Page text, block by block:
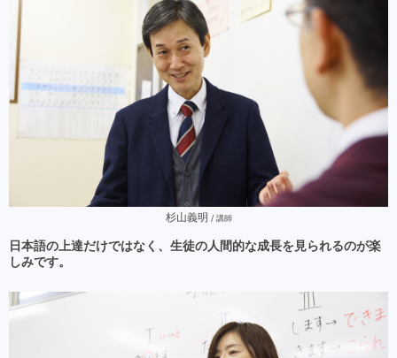
杉山義明 / 講師
日本語の上達だけではなく、生徒の人間的な成長を見られるのが楽
しみです。